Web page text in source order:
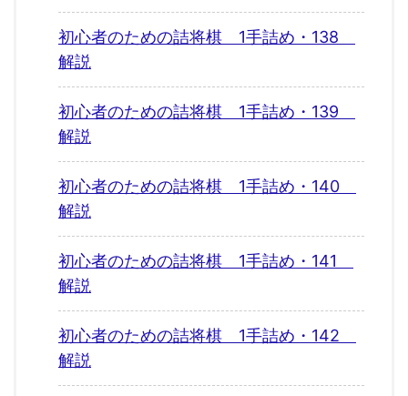
初心者のための詰将棋 1手詰め・138
解説
初心者のための詰将棋 1手詰め・139
解説
初心者のための詰将棋 1手詰め・140
解説
初心者のための詰将棋 1手詰め・141
解説
初心者のための詰将棋 1手詰め・142
解説